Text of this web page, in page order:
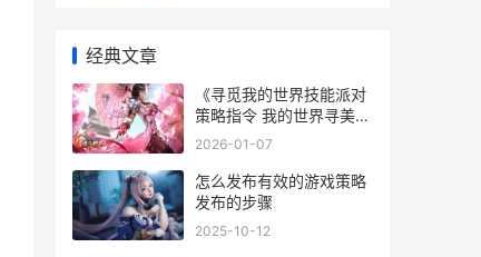
经典文章
《寻觅我的世界技能派对
策略指令 我的世界寻美记
2
2026-01-07
怎么发布有效的游戏策略
发布的步骤
2025-10-12